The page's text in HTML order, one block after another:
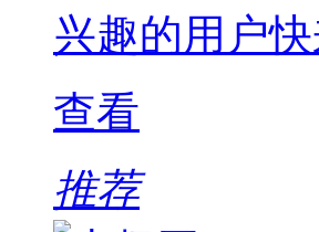
兴趣的用户
查看
推荐